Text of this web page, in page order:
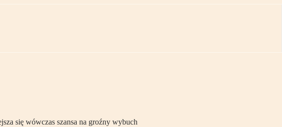
się wówczas szansa na groźny wybuch